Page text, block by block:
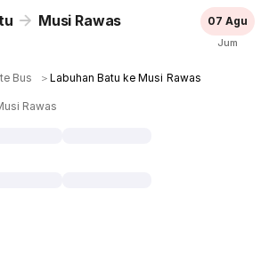
Musi Rawas 07 Agu
Jum
Bus ＞Labuhan Batu ke Musi Rawas
Rawas